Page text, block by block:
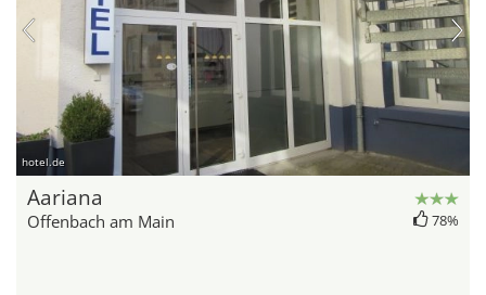
hotel.de
Aariana
Offenbach am Main 78%